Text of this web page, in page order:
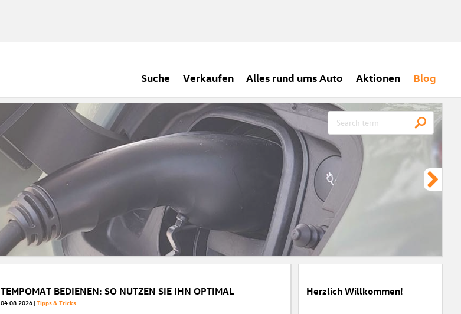
Suche Verkaufen Alles rund ums Auto Aktionen Blog
TEMPOMAT BEDIENEN: SO NUTZEN SIE IHN OPTIMAL
04.08.2026 Tipps & Tricks
Herzlich Willkommen!